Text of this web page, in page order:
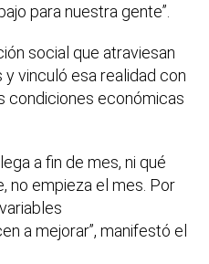
para nuestra gente”.
social que atraviesan
vinculó esa realidad con
condiciones económicas
a fin de mes, ni qué
no empieza el mes. Por
a mejorar”, manifestó el